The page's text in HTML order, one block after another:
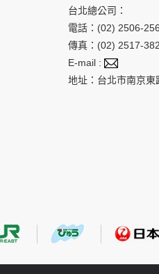
台北總公司：
電話：(02) 2506-
傳真：(02) 2517-
E-mail :
地址：台北市南京東